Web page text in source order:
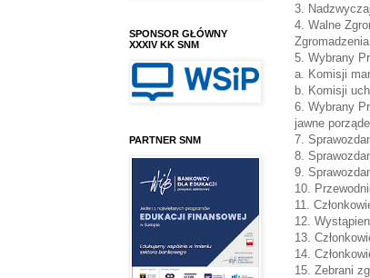
3.
4. Walne
5. Wybrany
a. Komisji
b. Komisji
6. Wybrany
jawne
7.
8.
9.
10.
11.
12.
13.
14.
15. Zebrani
SPONSOR GŁÓWNY
XXXIV KK SNM
PARTNER SNM